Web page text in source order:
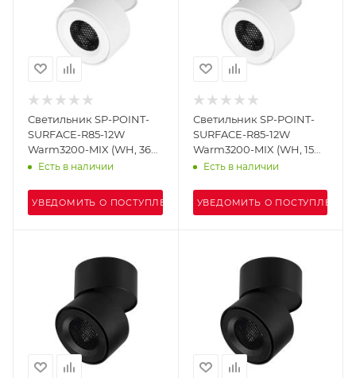
Светильник SP-POINT-
SURFACE-R85-12W
Warm3200-MIX (WH, 36
deg, 230V) (Arlight, IP20
Есть в наличии
УВЕДОМИТЬ О ПОСТУПЛЕНИИ
Светильник SP-POINT-
SURFACE-R85-12W
Warm3200-MIX (WH, 15
deg, 230V) (Arlight, IP20
Есть в наличии
УВЕДОМИТЬ О ПОСТУПЛЕНИИ